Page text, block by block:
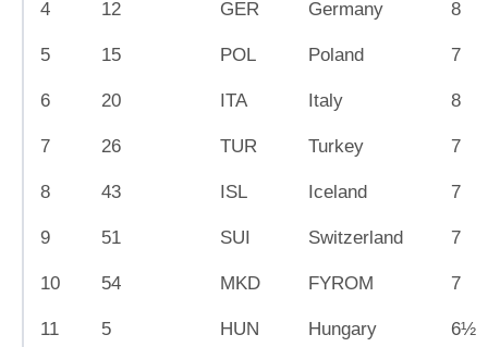
4 12 GER Germany 8
5 15 POL Poland 7
6 20 ITA Italy 8
7 26 TUR Turkey 7
8 43 ISL Iceland 7
9 51 SUI Switzerland 7
10 54 MKD FYROM 7
11 5 HUN Hungary 6½